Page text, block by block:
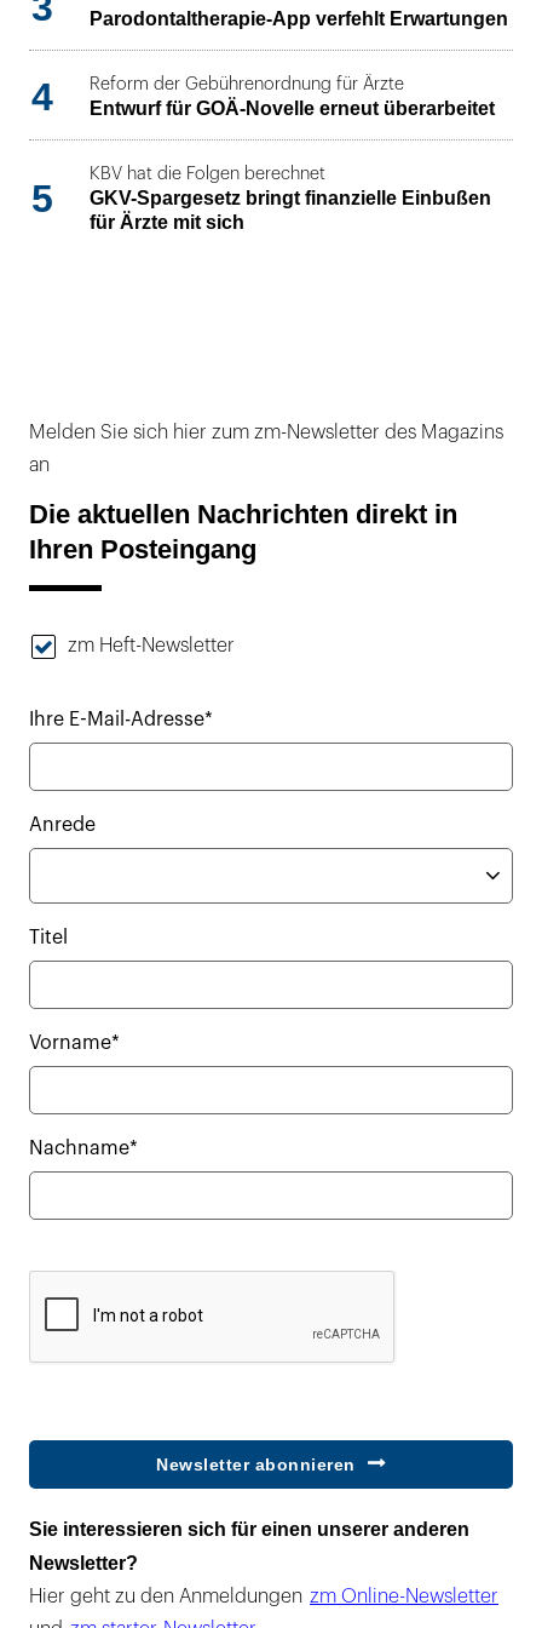
Parodontaltherapie-App verfehlt Erwartungen
4 Reform der Gebührenordnung für Ärzte
Entwurf für GOÄ-Novelle erneut überarbeitet
5
KBV hat die Folgen berechnet
GKV-Spargesetz bringt finanzielle Einbußen
für Ärzte mit sich
Melden Sie sich hier zum zm-Newsletter des Magazins
an
Die aktuellen Nachrichten direkt in
Ihren Posteingang
zm Heft-Newsletter
Ihre E-Mail-Adresse*
Anrede
Titel
Vorname*
Nachname*
Newsletter abonnieren
Sie interessieren sich für einen unserer anderen
Newsletter?
Hier geht zu den Anmeldungen zm Online-Newsletter